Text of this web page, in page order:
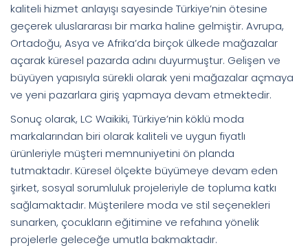
kaliteli hizmet anlayışı sayesinde Türkiye’nin ötesine
geçerek uluslararası bir marka haline gelmiştir. Avrupa,
Ortadoğu, Asya ve Afrika’da birçok ülkede mağazalar
açarak küresel pazarda adını duyurmuştur. Gelişen ve
büyüyen yapısıyla sürekli olarak yeni mağazalar açmaya
ve yeni pazarlara giriş yapmaya devam etmektedir.
Sonuç olarak, LC Waikiki, Türkiye’nin köklü moda
markalarından biri olarak kaliteli ve uygun fiyatlı
ürünleriyle müşteri memnuniyetini ön planda
tutmaktadır. Küresel ölçekte büyümeye devam eden
şirket, sosyal sorumluluk projeleriyle de topluma katkı
sağlamaktadır. Müşterilere moda ve stil seçenekleri
sunarken, çocukların eğitimine ve refahına yönelik
projelerle geleceğe umutla bakmaktadır.